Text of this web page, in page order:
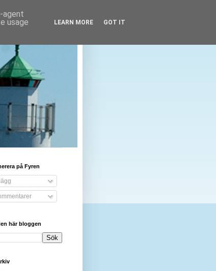
på Fyren
här bloggen
agent
usage
LEARN MORE GOT IT